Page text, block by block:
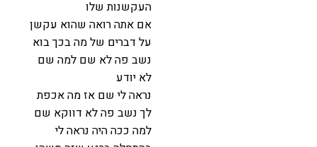
העקשנות שלו
אם אתה רואה שהוא עקשן
על דברים של מה בכך בוא
נשב פה לא שם למה שם
לא יודע
נראה לי שם אז מה אכפת
לך נשב פה לא דווקא שם
למה ככה היה נראה לי